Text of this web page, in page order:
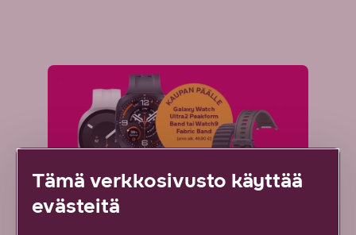
Tämä verkkosivusto käyttää
evästeitä